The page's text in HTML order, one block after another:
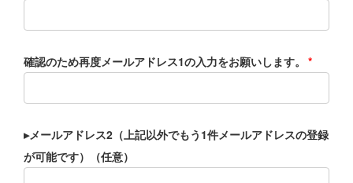
確認のため再度メールアドレス1の入力をお願いします。 *
▸メールアドレス2（上記以外でもう1件メールアドレスの登録
が可能です）（任意）